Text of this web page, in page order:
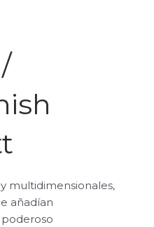
multidimensionales,
añadían